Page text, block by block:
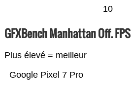
10
GFXBench Manhattan Off. FPS
Plus élevé = meilleur
Google Pixel 7 Pro